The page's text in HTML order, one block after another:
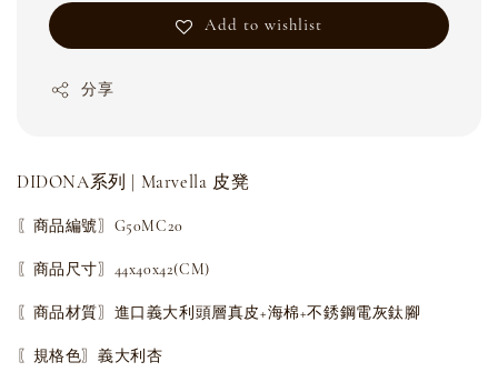
Add to wishlist
分享
DIDONA系列 | Marvella 皮凳
〖商品編號〗G50MC20
〖商品尺寸〗44x40x42(CM)
〖商品材質〗進口義大利頭層真皮+海棉+不銹鋼電灰鈦腳
〖規格色〗義大利杏